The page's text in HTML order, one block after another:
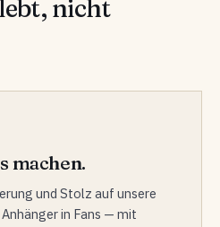
nicht
machen.
und Stolz auf unsere
in Fans — mit